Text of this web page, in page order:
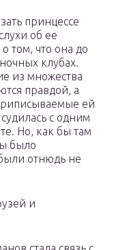
принцессе
об ее
том, что она до
клубах.
из множества
правдой, а
ей
с одним
Но, как бы там
было
отнюдь не
и